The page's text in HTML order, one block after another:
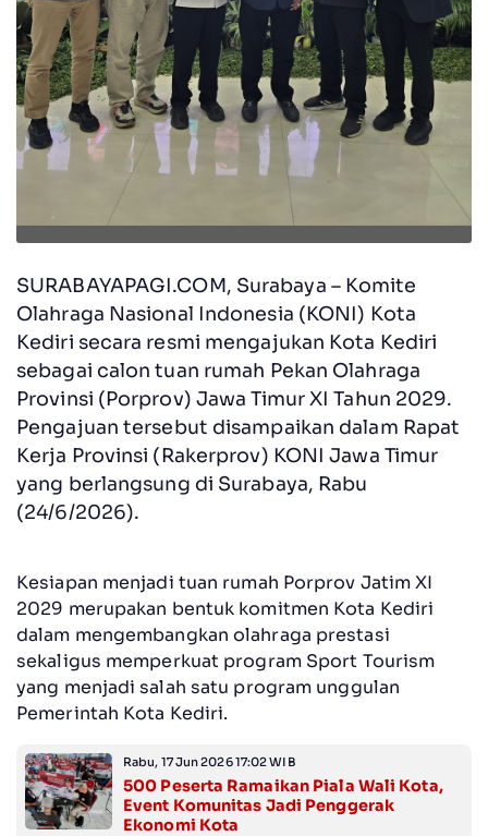
SURABAYAPAGI.COM, Surabaya – Komite
Olahraga Nasional Indonesia (KONI) Kota
Kediri secara resmi mengajukan Kota Kediri
sebagai calon tuan rumah Pekan Olahraga
Provinsi (Porprov) Jawa Timur XI Tahun 2029.
Pengajuan tersebut disampaikan dalam Rapat
Kerja Provinsi (Rakerprov) KONI Jawa Timur
yang berlangsung di Surabaya, Rabu
(24/6/2026).
Kesiapan menjadi tuan rumah Porprov Jatim XI
2029 merupakan bentuk komitmen Kota Kediri
dalam mengembangkan olahraga prestasi
sekaligus memperkuat program Sport Tourism
yang menjadi salah satu program unggulan
Pemerintah Kota Kediri.
Rabu, 17 Jun 2026 17:02 WIB
500 Peserta Ramaikan Piala Wali Kota,
Event Komunitas Jadi Penggerak
Ekonomi Kota